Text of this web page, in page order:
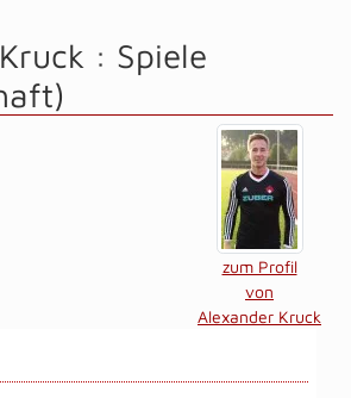
: Spiele
zum Profil
von
Alexander Kruck